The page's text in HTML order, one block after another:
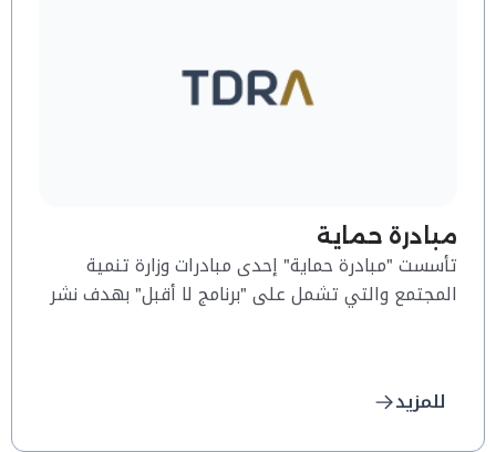
مبادرة حماية
تأسست "مبادرة حماية" إحدى مبادرات وزارة تنمية
المجتمع والتي تشمل على "برنامج لا أقبل" بهدف نشر
للمزيد